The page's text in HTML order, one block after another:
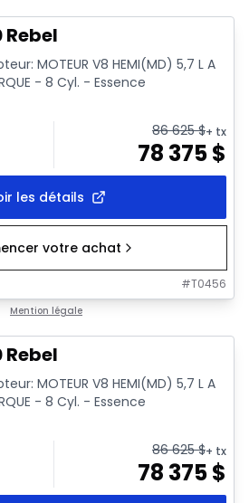
Rebel
MOTEUR V8 HEMI(MD) 5,7 L A
- 8 Cyl. - Essence
86 625$+ tx
78 375$
les détails
votre achat
#T0456
Mention légale
Rebel
MOTEUR V8 HEMI(MD) 5,7 L A
- 8 Cyl. - Essence
86 625$+ tx
78 375$